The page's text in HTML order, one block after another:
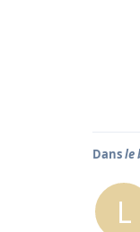
Dansle
L